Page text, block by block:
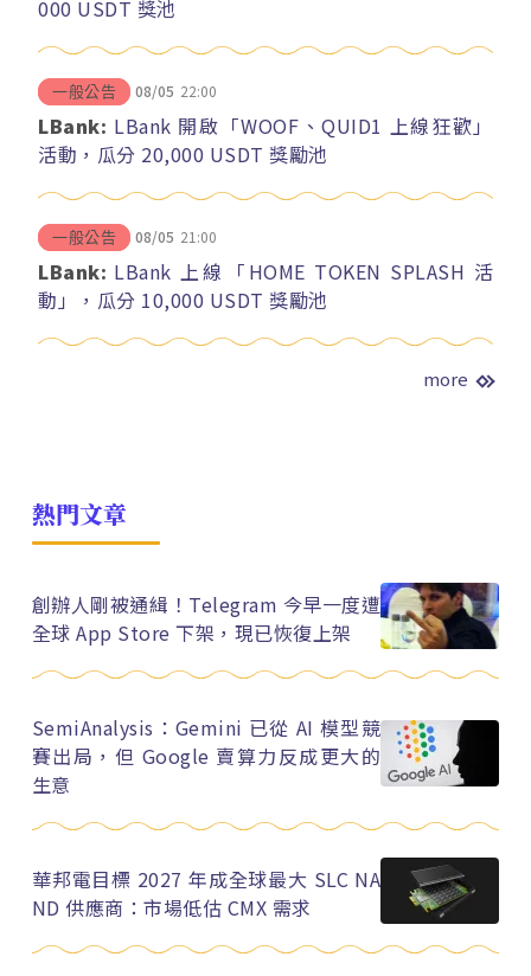
000 USDT 獎池
一般公告 08/05 22:00
LBank: LBank 開啟「WOOF、QUID1 上線狂歡」
活動，瓜分 20,000 USDT 獎勵池
一般公告 08/05 21:00
LBank: LBank 上線「HOME TOKEN SPLASH 活
動」，瓜分 10,000 USDT 獎勵池
more
熱門文章
創辦人剛被通緝！Telegram 今早一度遭
全球 App Store 下架，現已恢復上架
SemiAnalysis：Gemini 已從 AI 模型競
賽出局，但 Google 賣算力反成更大的
生意
華邦電目標 2027 年成全球最大 SLC NA
ND 供應商：市場低估 CMX 需求